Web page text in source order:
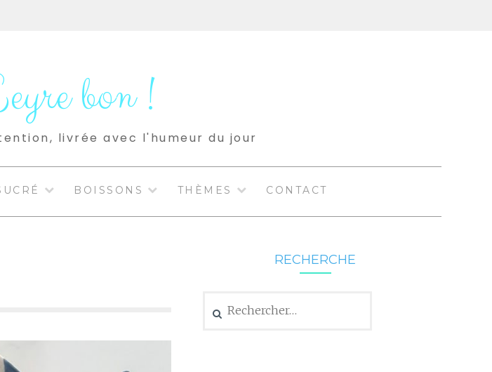
bon !
livrée avec l'humeur du jour
BOISSONS THÈMES CONTACT
RECHERCHE